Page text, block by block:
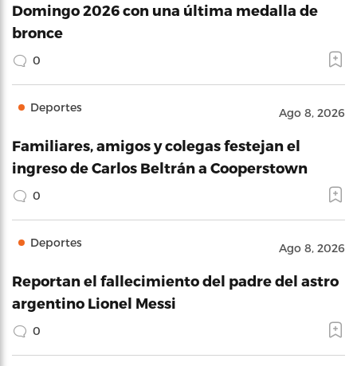
Domingo 2026 con una última medalla de
bronce
0
Deportes Ago 8, 2026
Familiares, amigos y colegas festejan el
ingreso de Carlos Beltrán a Cooperstown
0
Deportes Ago 8, 2026
Reportan el fallecimiento del padre del astro
argentino Lionel Messi
0